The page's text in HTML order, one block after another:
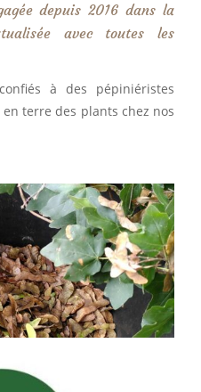
depuis 2016 dans la
avec toutes les
à des pépiniéristes
en terre des plants chez nos